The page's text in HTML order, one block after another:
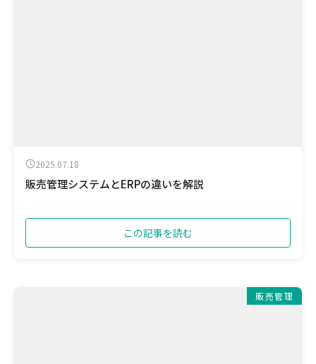
2025.07.18
販売管理システムとERPの違いを解説
この記事を読む
販売管理